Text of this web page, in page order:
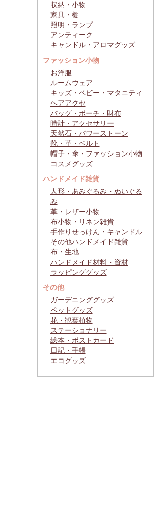
収納・小物
家具・棚
照明・ランプ
アンティーク
キャンドル・アロマグッズ
ファッション小物
お洋服
ルームウェア
キッズ・ベビー・マタニティ
ヘアアクセ
バッグ・ポーチ・財布
時計・アクセサリー
天然石・パワーストーン
靴・革・ベルト
帽子・傘・ファッション小物
コスメグッズ
ハンドメイド雑貨
人形・あみぐるみ・ぬいぐる
み
革・レザー小物
布小物・リネン雑貨
手作りせっけん・キャンドル
その他ハンドメイド雑貨
布・生地
ハンドメイド材料・資材
ラッピンググッズ
その他
ガーデニンググッズ
ペットグッズ
花・観葉植物
ステーショナリー
絵本・ポストカード
日記・手帳
エコグッズ